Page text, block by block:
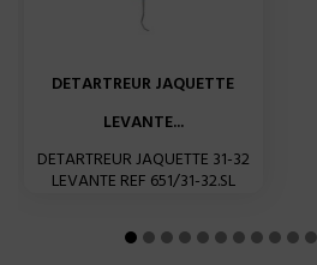
DETARTREUR JAQUETTE
LEVANTE...
DETARTREUR JAQUETTE 31-32
LEVANTE REF 651/31-32.SL